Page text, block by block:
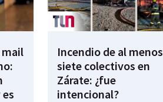
Incendio de al menos
siete colectivos en
Zárate: ¿fue
intencional?